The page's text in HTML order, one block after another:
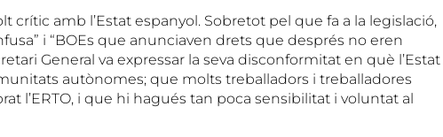
crític amb l’Estat espanyol. Sobretot pel que fa a la legislació,
i “BOEs que anunciaven drets que després no eren
General va expressar la seva disconformitat en què l’Estat
autònomes; que molts treballadors i treballadores
l’ERTO, i que hi hagués tan poca sensibilitat i voluntat al